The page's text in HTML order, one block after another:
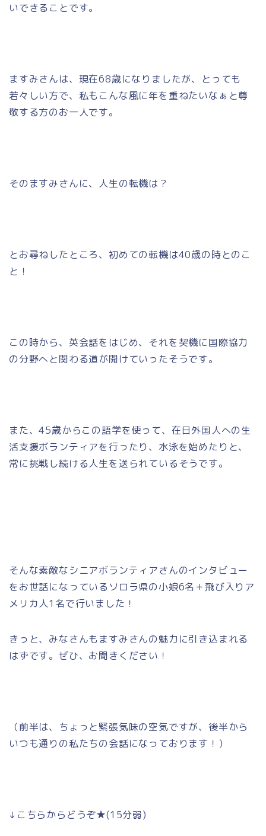
いできることです。
ますみさんは、現在68歳になりましたが、とっても
若々しい方で、私もこんな風に年を重ねたいなぁと尊
敬する方のお一人です。
そのますみさんに、人生の転機は？
とお尋ねしたところ、初めての転機は40歳の時とのこ
と！
この時から、英会話をはじめ、それを契機に国際協力
の分野へと関わる道が開けていったそうです。
また、45歳からこの語学を使って、在日外国人への生
活支援ボランティアを行ったり、水泳を始めたりと、
常に挑戦し続ける人生を送られているそうです。
そんな素敵なシニアボランティアさんのインタビュー
をお世話になっているソロラ県の小娘6名＋飛び入りア
メリカ人1名で行いました！
きっと、みなさんもますみさんの魅力に引き込まれる
はずです。ぜひ、お聞きください！
（前半は、ちょっと緊張気味の空気ですが、後半から
いつも通りの私たちの会話になっております！）
↓こちらからどうぞ★(15分弱)